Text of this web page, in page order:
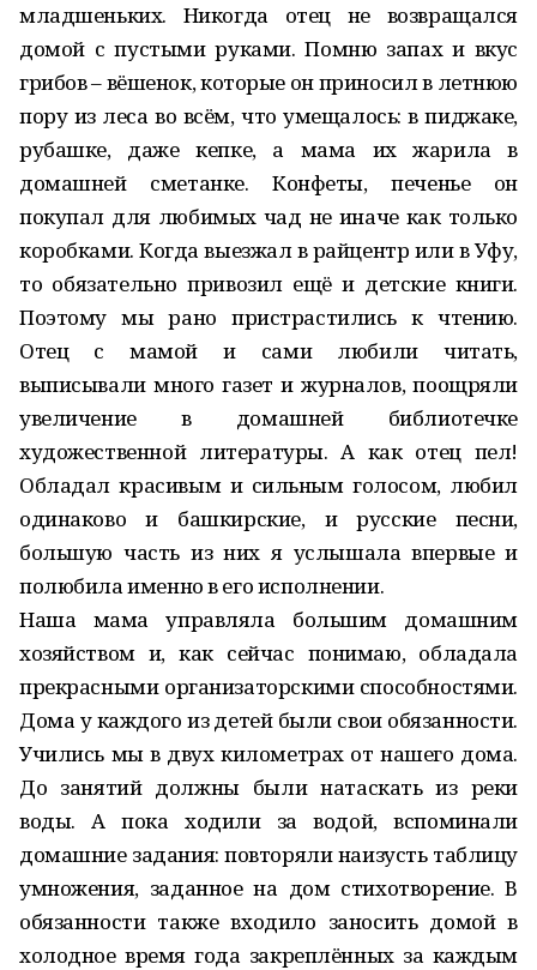
младшеньких. Никогда отец не возвращался
домой с пустыми руками. Помню запах и вкус
грибов – вёшенок, которые он приносил в летнюю
пору из леса во всём, что умещалось: в пиджаке,
рубашке, даже кепке, а мама их жарила в
домашней сметанке. Конфеты, печенье он
покупал для любимых чад не иначе как только
коробками. Когда выезжал в райцентр или в Уфу,
то обязательно привозил ещё и детские книги.
Поэтому мы рано пристрастились к чтению.
Отец с мамой и сами любили читать,
выписывали много газет и журналов, поощряли
увеличение в домашней библиотечке
художественной литературы. А как отец пел!
Обладал красивым и сильным голосом, любил
одинаково и башкирские, и русские песни,
большую часть из них я услышала впервые и
полюбила именно в его исполнении.
Наша мама управляла большим домашним
хозяйством и, как сейчас понимаю, обладала
прекрасными организаторскими способностями.
Дома у каждого из детей были свои обязанности.
Учились мы в двух километрах от нашего дома.
До занятий должны были натаскать из реки
воды. А пока ходили за водой, вспоминали
домашние задания: повторяли наизусть таблицу
умножения, заданное на дом стихотворение. В
обязанности также входило заносить домой в
холодное время года закреплённых за каждым